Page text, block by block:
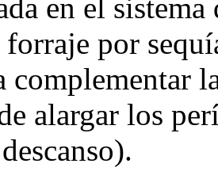
en el sistema
forraje por
complementar
alargar los